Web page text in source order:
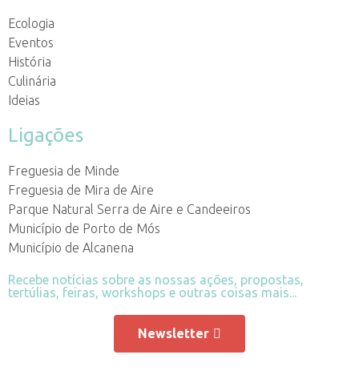
Ecologia
Eventos
História
Culinária
Ideias
Ligações
Freguesia de Minde
Freguesia de Mira de Aire
Parque Natural Serra de Aire e Candeeiros
Município de Porto de Mós
Município de Alcanena
Recebe notícias sobre as nossas ações, propostas,
tertúlias, feiras, workshops e outras coisas mais...
Newsletter